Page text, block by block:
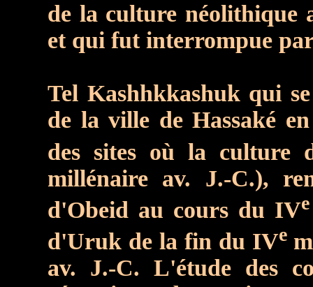
de la culture néolithique
et qui fut interrompue
Tel Kashhkkashuk qui
de la ville de Hassaké
des sites où la culture
millénaire av. J.-C.),
d'Obeid au cours du IVe
d'Uruk de la fin du IVe
av. J.-C. L'étude des